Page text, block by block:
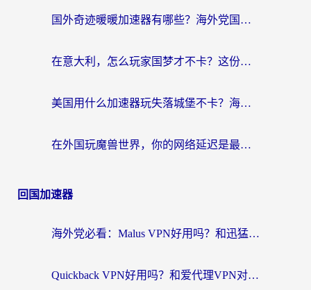
国外奇迹暖暖加速器有哪些？海外党国服游戏畅玩终极指南（附亲测推荐）
在意大利，怎么玩家国梦才不卡？这份终极加速指南请收好
美国用什么加速器玩失落城堡不卡？海外党亲测有效的国服游戏加速指南
在外国玩魔兽世界，你的网络延迟是最大的敌人
回国加速器
海外党必看：Malus VPN好用吗？和迅猛兔VPN对比哪个回国效果更好？附真实体验与避坑指南
Quickback VPN好用吗？和爱代理VPN对比哪个回国效果更好？